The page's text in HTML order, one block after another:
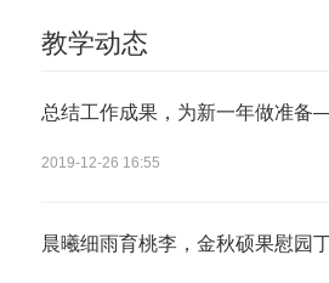
教学动态
总结工作成果，为新一年做准
2019-12-26 16:55
晨曦细雨育桃李，金秋硕果慰